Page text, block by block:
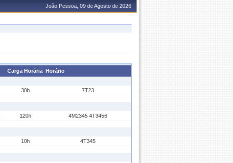
João Pessoa, 09 de Agosto de 2026
Carga Horária Horário
30h 7T23
120h 4M2345 4T3456
10h 4T345